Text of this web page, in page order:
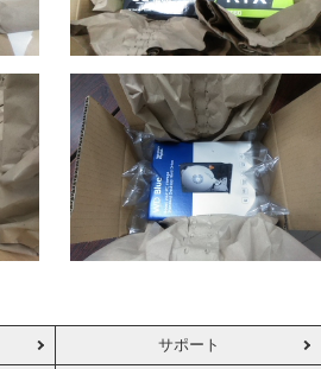
サポート